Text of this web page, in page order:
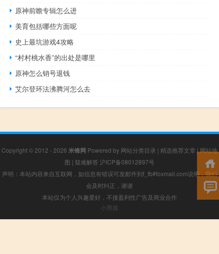
原神前瞻专辑怎么进
美育包括哪些方面呢
史上最坑游戏4攻略
“村村桃水香”的出处是哪里
原神怎么销号退钱
艾尔登环法沸腾河怎么去
Copyright © 2012 - 2026 米锋网 Powered by 网站分类目录 | 精选推荐文章 |网站地
图 | 疑难解答 沪ICP备08012897号
声明：本站内容来自互联网，如信息有错误可发邮件到f_fb#foxmail.com说明，我们
会及时纠正，谢谢
本站仅为个人兴趣爱好，不接盈利性广告及商业合作
小男孩